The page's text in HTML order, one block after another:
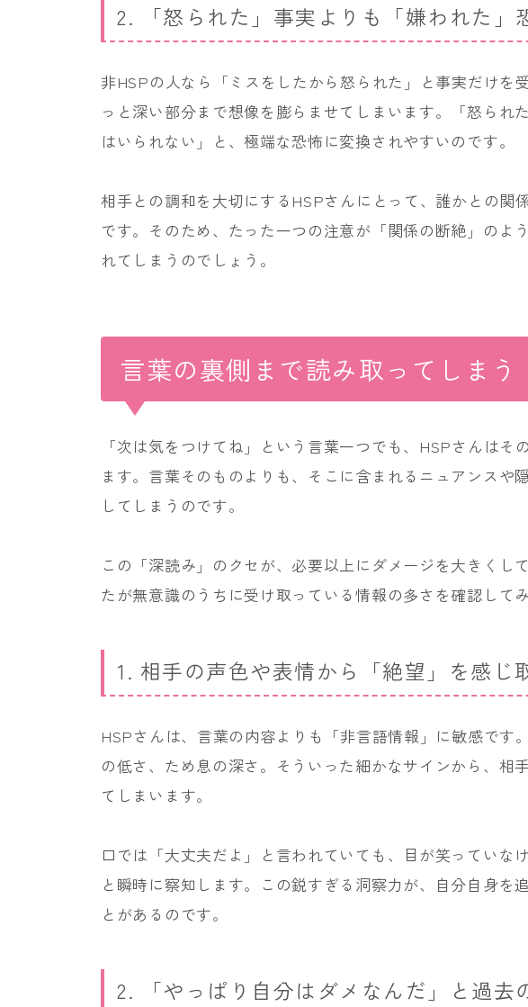
2. 「怒られた」事実よりも「嫌われた」
非HSPの人なら「ミスをしたから怒られた」と事実だけを
っと深い部分まで想像を膨らませてしまいます。「怒られ
はいられない」と、極端な恐怖に変換されやすいのです。
相手との調和を大切にするHSPさんにとって、誰かとの関
です。そのため、たった一つの注意が「関係の断絶」のよ
れてしまうのでしょう。
言葉の裏側まで読み取ってしまう
「次は気をつけてね」という言葉一つでも、HSPさんはそ
ます。言葉そのものよりも、そこに含まれるニュアンスや
してしまうのです。
この「深読み」のクセが、必要以上にダメージを大きくし
たが無意識のうちに受け取っている情報の多さを確認してみ
1. 相手の声色や表情から「絶望」を感じ
HSPさんは、言葉の内容よりも「非言語情報」に敏感です
の低さ、ため息の深さ。そういった細かなサインから、相
てしまいます。
口では「大丈夫だよ」と言われていても、目が笑っていな
と瞬時に察知します。この鋭すぎる洞察力が、自分自身を
とがあるのです。
2. 「やっぱり自分はダメなんだ」と過去